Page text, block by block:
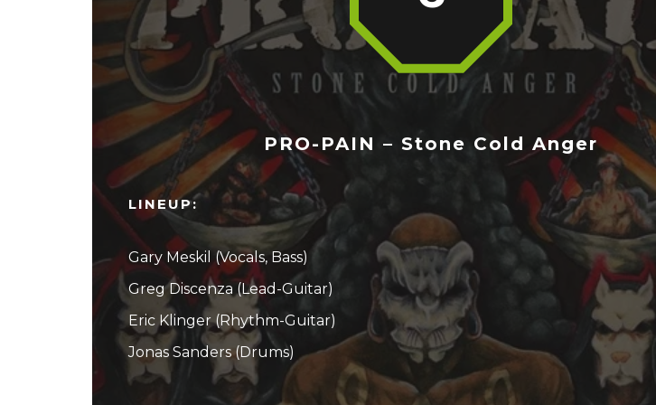
PRO-PAIN – Stone Cold Anger
LINEUP:
Gary Meskil (Vocals, Bass)
Greg Discenza (Lead-Guitar)
Eric Klinger (Rhythm-Guitar)
Jonas Sanders (Drums)